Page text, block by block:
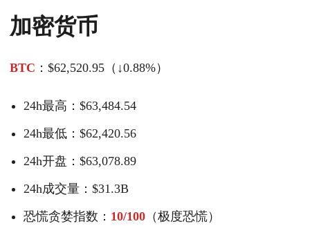
加密货币
BTC ：$62,520.95（↓0.88%）
24h最高：$63,484.54
24h最低：$62,420.56
24h开盘：$63,078.89
24h成交量：$31.3B
恐慌贪婪指数： 10/100 （极度恐慌）